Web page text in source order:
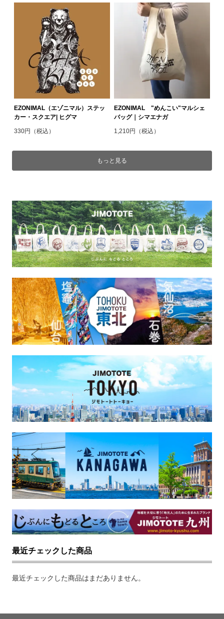
EZONIMAL（エゾニマル）ステッ
カー・スクエア| ヒグマ
330円（税込）
EZONIMAL "めんこい"マルシェ
バッグ｜シマエナガ
1,210円（税込）
もっと見る
最近チェックした商品
最近チェックした商品はまだありません。